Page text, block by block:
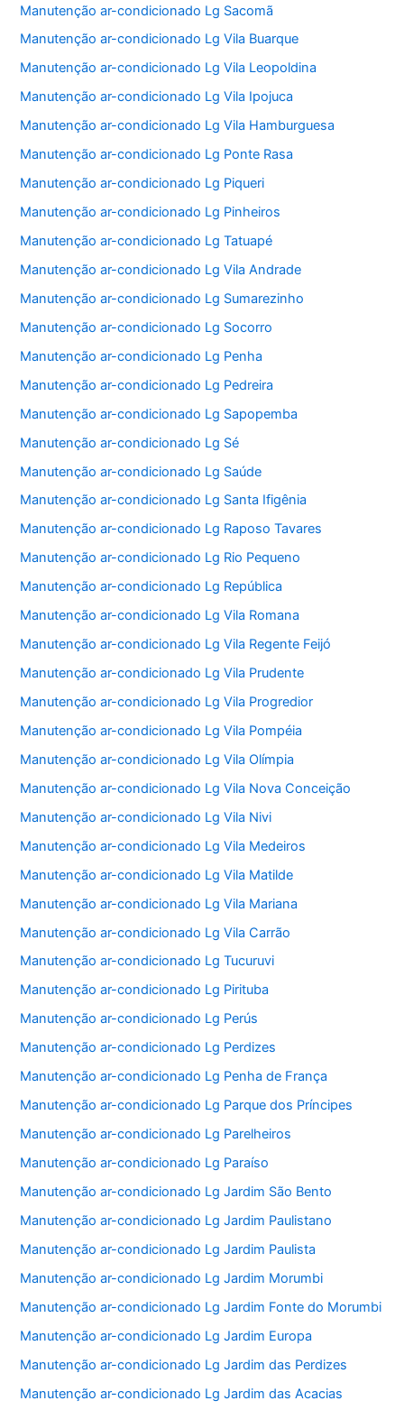
Manutenção ar-condicionado Lg Sacomã
Manutenção ar-condicionado Lg Vila Buarque
Manutenção ar-condicionado Lg Vila Leopoldina
Manutenção ar-condicionado Lg Vila Ipojuca
Manutenção ar-condicionado Lg Vila Hamburguesa
Manutenção ar-condicionado Lg Ponte Rasa
Manutenção ar-condicionado Lg Piqueri
Manutenção ar-condicionado Lg Pinheiros
Manutenção ar-condicionado Lg Tatuapé
Manutenção ar-condicionado Lg Vila Andrade
Manutenção ar-condicionado Lg Sumarezinho
Manutenção ar-condicionado Lg Socorro
Manutenção ar-condicionado Lg Penha
Manutenção ar-condicionado Lg Pedreira
Manutenção ar-condicionado Lg Sapopemba
Manutenção ar-condicionado Lg Sé
Manutenção ar-condicionado Lg Saúde
Manutenção ar-condicionado Lg Santa Ifigênia
Manutenção ar-condicionado Lg Raposo Tavares
Manutenção ar-condicionado Lg Rio Pequeno
Manutenção ar-condicionado Lg República
Manutenção ar-condicionado Lg Vila Romana
Manutenção ar-condicionado Lg Vila Regente Feijó
Manutenção ar-condicionado Lg Vila Prudente
Manutenção ar-condicionado Lg Vila Progredior
Manutenção ar-condicionado Lg Vila Pompéia
Manutenção ar-condicionado Lg Vila Olímpia
Manutenção ar-condicionado Lg Vila Nova Conceição
Manutenção ar-condicionado Lg Vila Nivi
Manutenção ar-condicionado Lg Vila Medeiros
Manutenção ar-condicionado Lg Vila Matilde
Manutenção ar-condicionado Lg Vila Mariana
Manutenção ar-condicionado Lg Vila Carrão
Manutenção ar-condicionado Lg Tucuruvi
Manutenção ar-condicionado Lg Pirituba
Manutenção ar-condicionado Lg Perús
Manutenção ar-condicionado Lg Perdizes
Manutenção ar-condicionado Lg Penha de França
Manutenção ar-condicionado Lg Parque dos Príncipes
Manutenção ar-condicionado Lg Parelheiros
Manutenção ar-condicionado Lg Paraíso
Manutenção ar-condicionado Lg Jardim São Bento
Manutenção ar-condicionado Lg Jardim Paulistano
Manutenção ar-condicionado Lg Jardim Paulista
Manutenção ar-condicionado Lg Jardim Morumbi
Manutenção ar-condicionado Lg Jardim Fonte do Morumbi
Manutenção ar-condicionado Lg Jardim Europa
Manutenção ar-condicionado Lg Jardim das Perdizes
Manutenção ar-condicionado Lg Jardim das Acacias